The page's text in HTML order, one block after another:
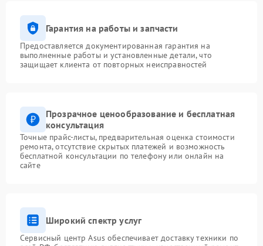
Гарантия на работы и запчасти
Предоставляется документированная гарантия на
выполненные работы и установленные детали, что
защищает клиента от повторных неисправностей
Прозрачное ценообразование и бесплатная
консультация
Точные прайс-листы, предварительная оценка стоимости
ремонта, отсутствие скрытых платежей и возможность
бесплатной консультации по телефону или онлайн на
сайте
Широкий спектр услуг
Сервисный центр Asus обеспечивает доставку техники по